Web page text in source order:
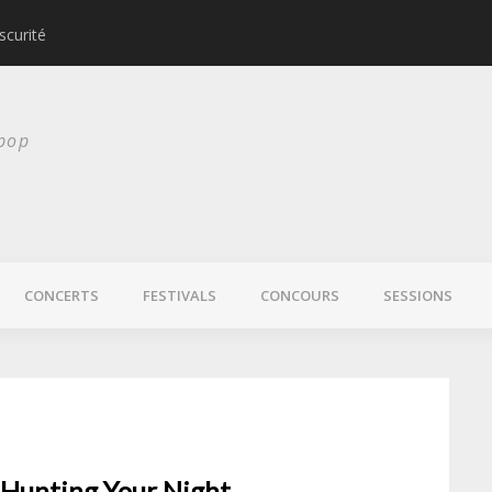
CONCERTS FESTIVALS CONCOURS SESSIONS